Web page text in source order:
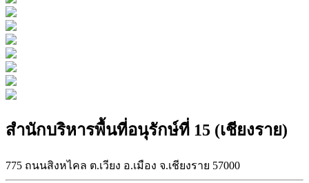
สำนักบริหารพื้นที่อนุรักษ์ที่ 15 (เชียงราย)
775 ถนนสิงหไคล ต.เวียง อ.เมือง จ.เชียงราย 57000